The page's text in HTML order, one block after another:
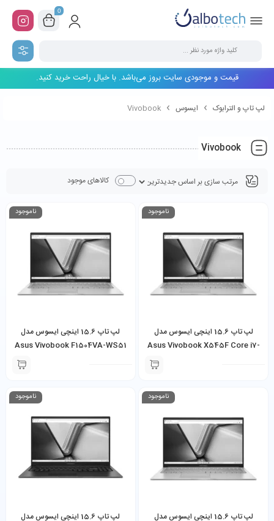
0
قیمت و موجودی سایت بروز می‌باشد. با خیال راحت خرید کنید.
لپ تاپ و الترابوک ایسوس Vivobook
Vivobook
کالاهای موجود
ناموجود
لپ تاپ 15.6 اینچی ایسوس مدل
Asus Vivobook X545F Core i7-
ناموجود
لپ تاپ 15.6 اینچی ایسوس مدل
Asus Vivobook F1504VA-WS51
ناموجود
لپ تاپ 15.6 اینچی ایسوس مدل
ناموجود
لپ تاپ 15.6 اینچی ایسوس مدل